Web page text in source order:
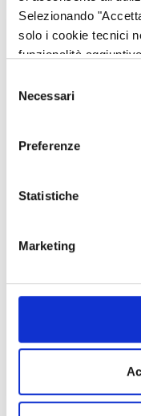
Selezionando
solo i cookie tecnici
funzionalità
delNecessari
Preferenze
Statistiche
Marketing
REDAZIONALE
Calendario degli inviti
Data ultima